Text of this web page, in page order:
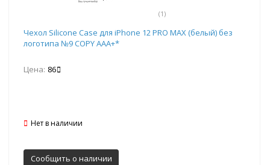
(1)
Чехол Silicone Case для iPhone 12 PRO MAX (белый) без
логотипа №9 COPY AAA+*
Цена: 86
Нет в наличии
Сообщить о наличии